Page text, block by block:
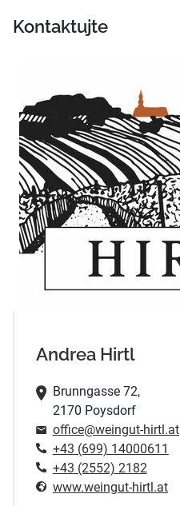
Kontaktujte
Andrea Hirtl
Brunngasse 72,
2170 Poysdorf
office@weingut-hirtl.at
+43 (699) 14000611
+43 (2552) 2182
www.weingut-hirtl.at